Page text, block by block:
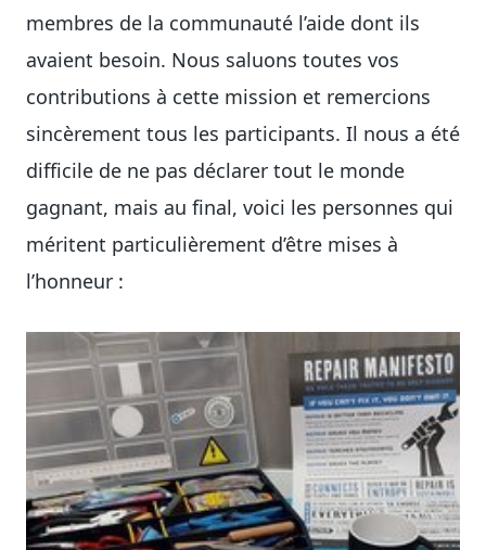
membres de la communauté l’aide dont ils
avaient besoin. Nous saluons toutes vos
contributions à cette mission et remercions
sincèrement tous les participants. Il nous a été
difficile de ne pas déclarer tout le monde
gagnant, mais au final, voici les personnes qui
méritent particulièrement d’être mises à
l’honneur :